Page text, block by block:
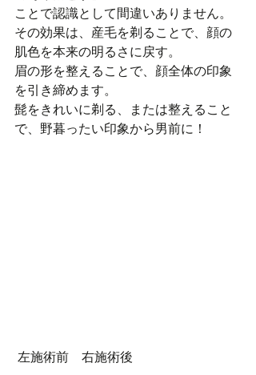
ことで認識として間違いありません。
その効果は、産毛を剃ることで、顔の
肌色を本来の明るさに戻す。
眉の形を整えることで、顔全体の印象
を引き締めます。
髭をきれいに剃る、または整えること
で、野暮ったい印象から男前に！
左施術前　右施術後